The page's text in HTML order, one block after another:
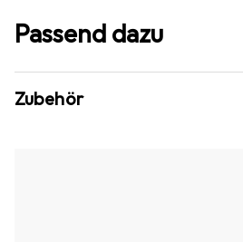
Passend dazu
Zubehör